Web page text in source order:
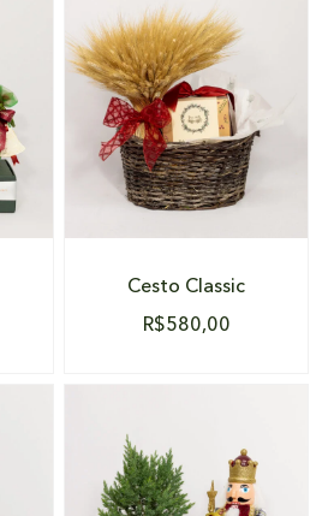
DETALHES
Cesto Classic
R$580,00